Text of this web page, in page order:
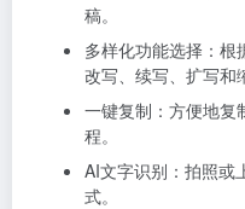
稿。
多样化功能选择：根
改写、续写、扩写和
一键复制：方便地复
程。
AI文字识别：拍照或
式。